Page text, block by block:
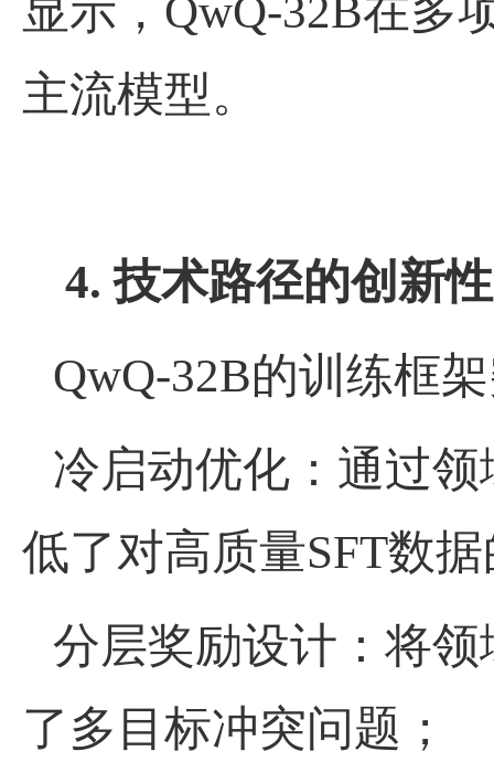
显示， QwQ-32B在多
主流模型。
4.技术路径的创新性
QwQ-32B的训练框
冷启动优化：通过
低了对高质量SFT数
分层奖励设计：将
了多目标冲突问题；